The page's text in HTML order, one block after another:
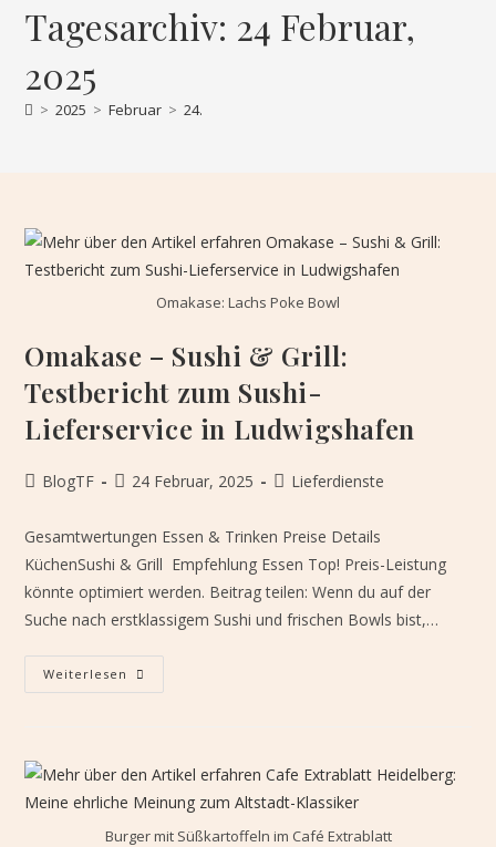
Tagesarchiv: 24 Februar,
2025
> 2025 > Februar > 24.
Omakase: Lachs Poke Bowl
Omakase – Sushi & Grill:
Testbericht zum Sushi-
Lieferservice in Ludwigshafen
Beitrags-
BlogTF
Beitrag
24 Februar, 2025
Beitrags-
Lieferdienste
Gesamtwertungen Essen & Trinken Preise Details
KüchenSushi & Grill Empfehlung Essen Top! Preis-Leistung
könnte optimiert werden. Beitrag teilen: Wenn du auf der
Suche nach erstklassigem Sushi und frischen Bowls bist,…
Weiterlesen Omakase
–
Zum
Sushi-
Lieferservice
In
Ludwigshafen
Burger mit Süßkartoffeln im Café Extrablatt